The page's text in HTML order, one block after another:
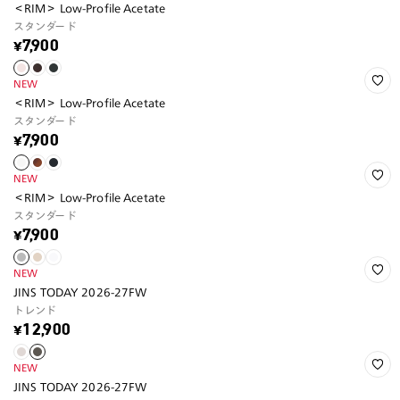
＜RIM＞ Low-Profile Acetate
スタンダード
¥7,900
NEW
＜RIM＞ Low-Profile Acetate
スタンダード
¥7,900
NEW
＜RIM＞ Low-Profile Acetate
スタンダード
¥7,900
NEW
JINS TODAY 2026-27FW
トレンド
¥12,900
NEW
JINS TODAY 2026-27FW